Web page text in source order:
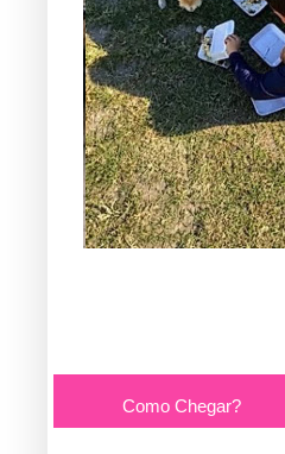
Como Chegar?